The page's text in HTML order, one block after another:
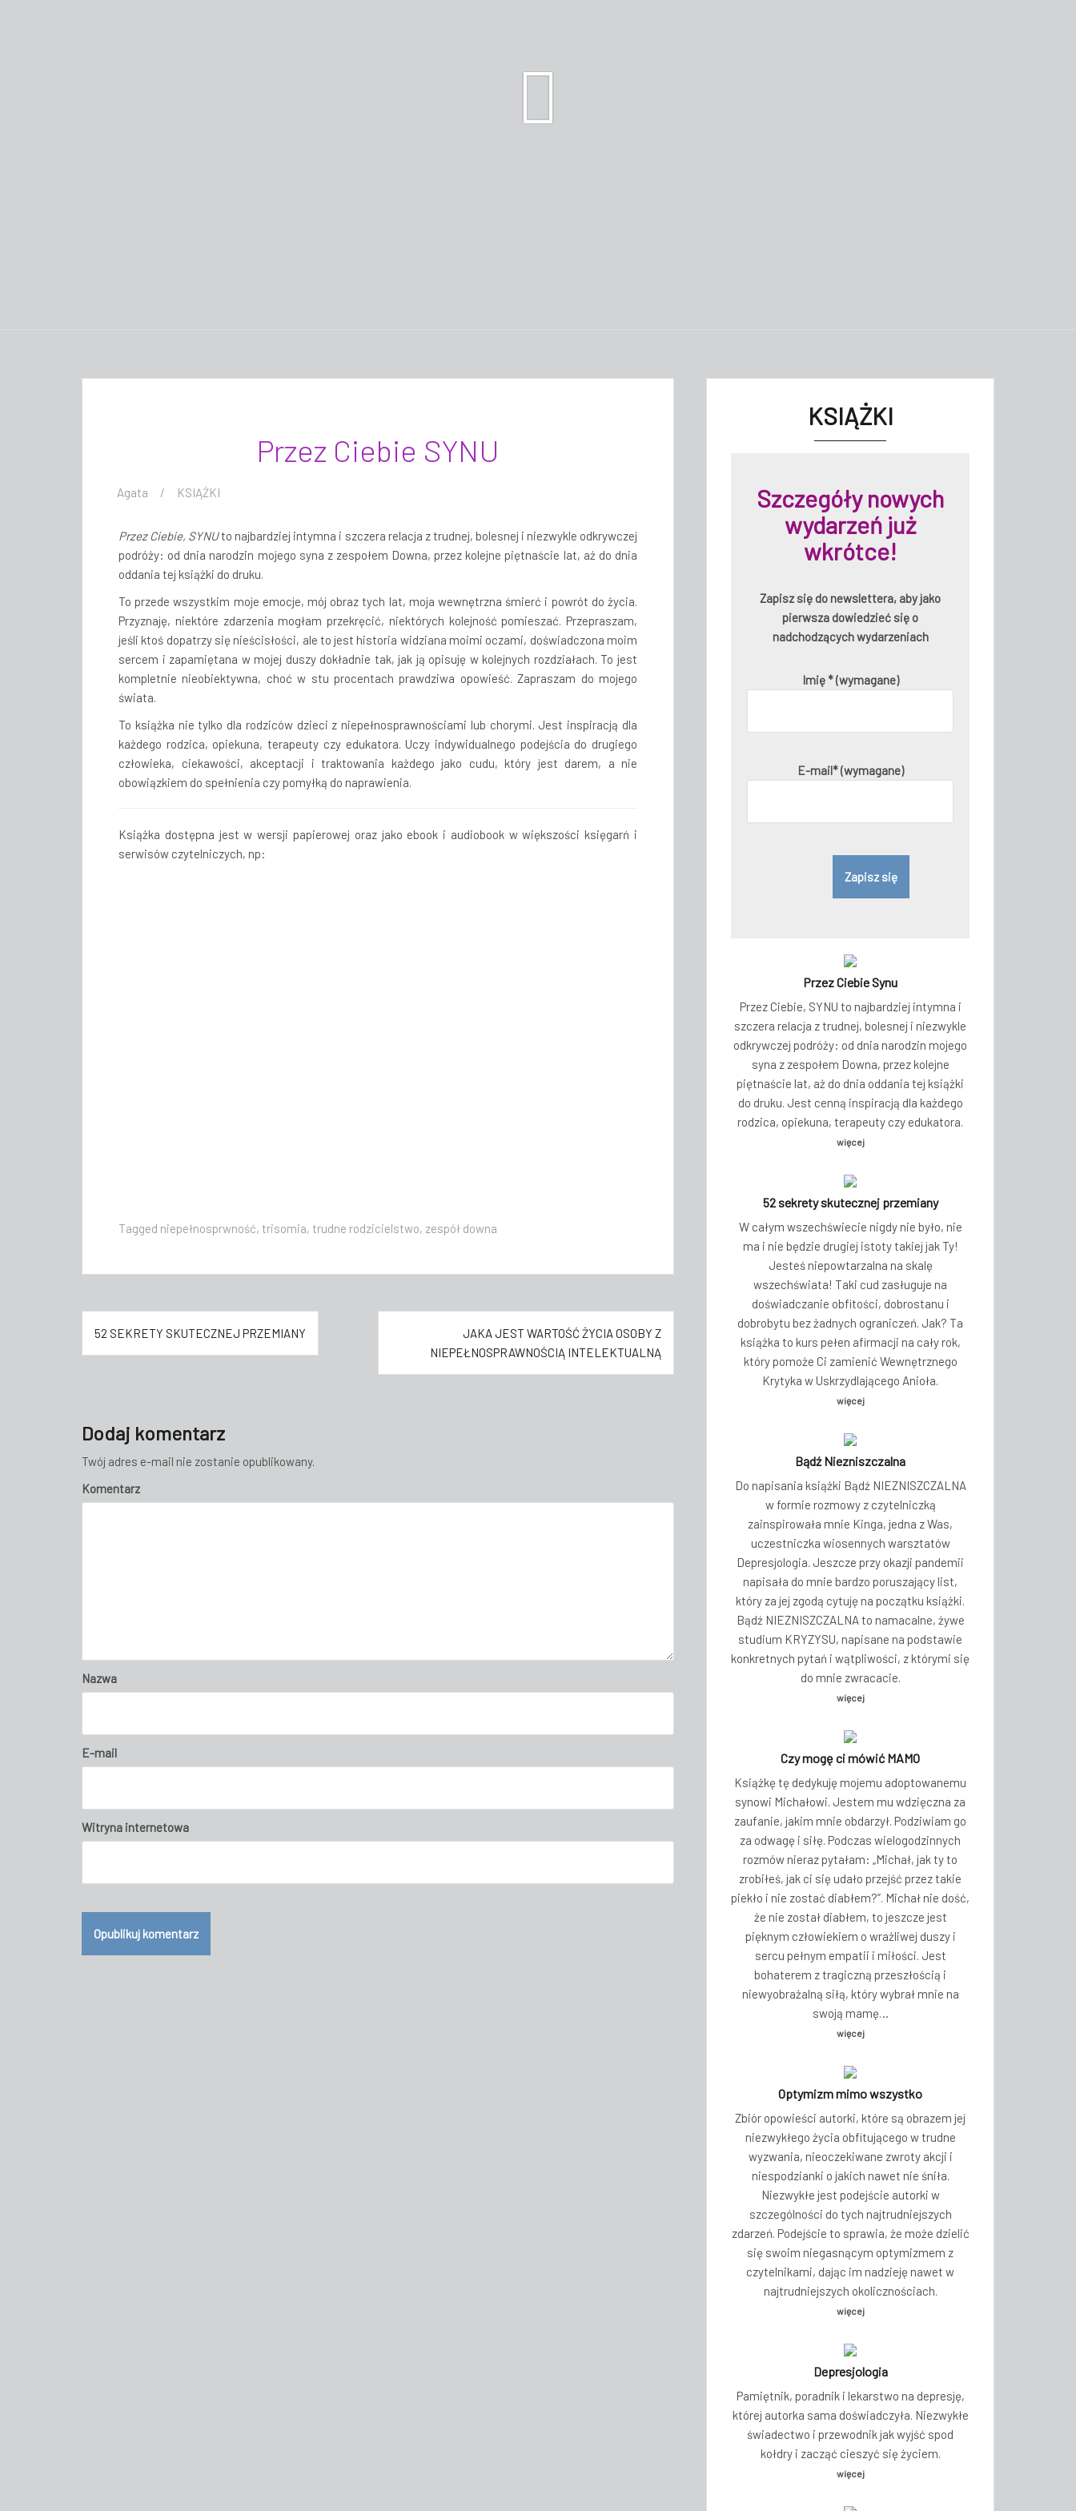
Przez Ciebie SYNU
Agata KSIĄŻKI
Przez Ciebie, SYNUto najbardziej intymna i szczera relacja z trudnej, bolesnej i niezwykle odkrywczej
podróży: od dnia narodzin mojego syna z zespołem Downa, przez kolejne piętnaście lat, aż do dnia
oddania tej książki do druku.
To przede wszystkim moje emocje, mój obraz tych lat, moja wewnętrzna śmierć i powrót do życia.
Przyznaję, niektóre zdarzenia mogłam przekręcić, niektórych kolejność pomieszać. Przepraszam,
jeśli ktoś dopatrzy się nieścisłości, ale to jest historia widziana moimi oczami, doświadczona moim
sercem i zapamiętana w mojej duszy dokładnie tak, jak ją opisuję w kolejnych rozdziałach. To jest
kompletnie nieobiektywna, choć w stu procentach prawdziwa opowieść. Zapraszam do mojego
świata.
To książka nie tylko dla rodziców dzieci z niepełnosprawnościami lub chorymi. Jest inspiracją dla
każdego rodzica, opiekuna, terapeuty czy edukatora. Uczy indywidualnego podejścia do drugiego
człowieka, ciekawości, akceptacji i traktowania każdego jako cudu, który jest darem, a nie
obowiązkiem do spełnienia czy pomyłką do naprawienia.
Książka dostępna jest w wersji papierowej oraz jako ebook i audiobook w większości księgarń i
serwisów czytelniczych, np:
Tagged niepełnosprwność, trisomia, trudne rodzicielstwo, zespół downa
Nawigacja
wpisu
52 SEKRETY SKUTECZNEJ PRZEMIANY
JAKA JEST WARTOŚĆ ŻYCIA OSOBY Z
NIEPEŁNOSPRAWNOŚCIĄ INTELEKTUALNĄ
Dodaj komentarz
Twój adres e-mail nie zostanie opublikowany.
Komentarz
Nazwa
E-mail
Witryna internetowa
KSIĄŻKI
Szczegóły nowych
wydarzeń już
wkrótce!
Zapisz się do newslettera, aby jako
pierwsza dowiedzieć się o
nadchodzących wydarzeniach
Imię * (wymagane)
E-mail* (wymagane)
Przez Ciebie Synu
Przez Ciebie, SYNU to najbardziej intymna i
szczera relacja z trudnej, bolesnej i niezwykle
odkrywczej podróży: od dnia narodzin mojego
syna z zespołem Downa, przez kolejne
piętnaście lat, aż do dnia oddania tej książki
do druku. Jest cenną inspiracją dla każdego
rodzica, opiekuna, terapeuty czy edukatora.
więcej
52 sekrety skutecznej przemiany
W całym wszechświecie nigdy nie było, nie
ma i nie będzie drugiej istoty takiej jak Ty!
Jesteś niepowtarzalna na skalę
wszechświata! Taki cud zasługuje na
doświadczanie obfitości, dobrostanu i
dobrobytu bez żadnych ograniczeń. Jak? Ta
książka to kurs pełen afirmacji na cały rok,
który pomoże Ci zamienić Wewnętrznego
Krytyka w Uskrzydlającego Anioła.
więcej
Bądź Niezniszczalna
Do napisania książki Bądź NIEZNISZCZALNA
w formie rozmowy z czytelniczką
zainspirowała mnie Kinga, jedna z Was,
uczestniczka wiosennych warsztatów
Depresjologia. Jeszcze przy okazji pandemii
napisała do mnie bardzo poruszający list,
który za jej zgodą cytuję na początku książki.
Bądź NIEZNISZCZALNA to namacalne, żywe
studium KRYZYSU, napisane na podstawie
konkretnych pytań i wątpliwości, z którymi się
do mnie zwracacie.
więcej
Czy mogę ci mówić MAMO
Książkę tę dedykuję mojemu adoptowanemu
synowi Michałowi. Jestem mu wdzięczna za
zaufanie, jakim mnie obdarzył. Podziwiam go
za odwagę i siłę. Podczas wielogodzinnych
rozmów nieraz pytałam: „Michał, jak ty to
zrobiłeś, jak ci się udało przejść przez takie
piekło i nie zostać diabłem?”. Michał nie dość,
że nie został diabłem, to jeszcze jest
pięknym człowiekiem o wrażliwej duszy i
sercu pełnym empatii i miłości. Jest
bohaterem z tragiczną przeszłością i
niewyobrażalną siłą, który wybrał mnie na
swoją mamę…
więcej
Optymizm mimo wszystko
Zbiór opowieści autorki, które są obrazem jej
niezwykłego życia obfitującego w trudne
wyzwania, nieoczekiwane zwroty akcji i
niespodzianki o jakich nawet nie śniła.
Niezwykłe jest podejście autorki w
szczególności do tych najtrudniejszych
zdarzeń. Podejście to sprawia, że może dzielić
się swoim niegasnącym optymizmem z
czytelnikami, dając im nadzieję nawet w
najtrudniejszych okolicznościach.
więcej
Depresjologia
Pamiętnik, poradnik i lekarstwo na depresję,
której autorka sama doświadczyła. Niezwykłe
świadectwo i przewodnik jak wyjść spod
kołdry i zacząć cieszyć się życiem.
więcej